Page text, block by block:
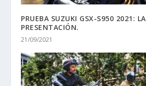
PRUEBA SUZUKI GSX-S950 2021: LA
PRESENTACIÓN.
21/09/2021